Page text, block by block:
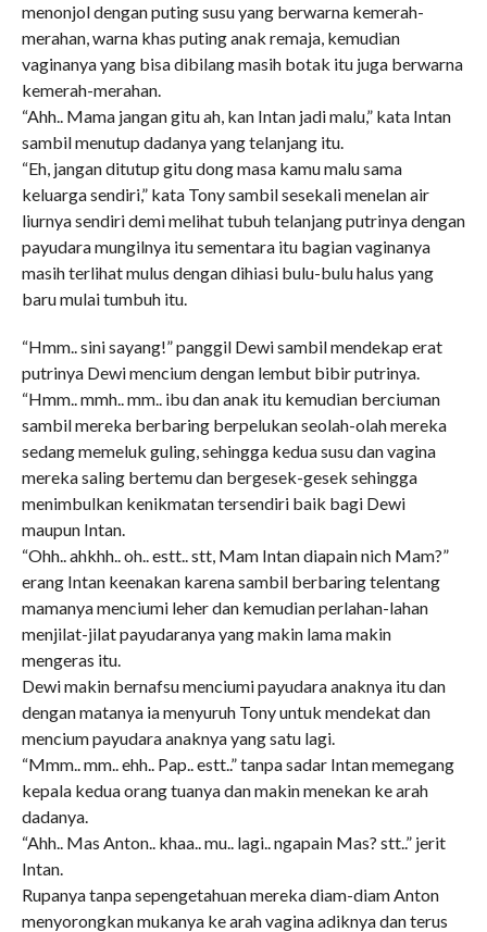
menonjol dengan puting susu yang berwarna kemerah-
merahan, warna khas puting anak remaja, kemudian
vaginanya yang bisa dibilang masih botak itu juga berwarna
kemerah-merahan.
“Ahh.. Mama jangan gitu ah, kan Intan jadi malu,” kata Intan
sambil menutup dadanya yang telanjang itu.
“Eh, jangan ditutup gitu dong masa kamu malu sama
keluarga sendiri,” kata Tony sambil sesekali menelan air
liurnya sendiri demi melihat tubuh telanjang putrinya dengan
payudara mungilnya itu sementara itu bagian vaginanya
masih terlihat mulus dengan dihiasi bulu-bulu halus yang
baru mulai tumbuh itu.
“Hmm.. sini sayang!” panggil Dewi sambil mendekap erat
putrinya Dewi mencium dengan lembut bibir putrinya.
“Hmm.. mmh.. mm.. ibu dan anak itu kemudian berciuman
sambil mereka berbaring berpelukan seolah-olah mereka
sedang memeluk guling, sehingga kedua susu dan vagina
mereka saling bertemu dan bergesek-gesek sehingga
menimbulkan kenikmatan tersendiri baik bagi Dewi
maupun Intan.
“Ohh.. ahkhh.. oh.. estt.. stt, Mam Intan diapain nich Mam?”
erang Intan keenakan karena sambil berbaring telentang
mamanya menciumi leher dan kemudian perlahan-lahan
menjilat-jilat payudaranya yang makin lama makin
mengeras itu.
Dewi makin bernafsu menciumi payudara anaknya itu dan
dengan matanya ia menyuruh Tony untuk mendekat dan
mencium payudara anaknya yang satu lagi.
“Mmm.. mm.. ehh.. Pap.. estt..” tanpa sadar Intan memegang
kepala kedua orang tuanya dan makin menekan ke arah
dadanya.
“Ahh.. Mas Anton.. khaa.. mu.. lagi.. ngapain Mas? stt..” jerit
Intan.
Rupanya tanpa sepengetahuan mereka diam-diam Anton
menyorongkan mukanya ke arah vagina adiknya dan terus